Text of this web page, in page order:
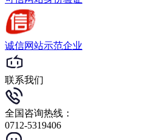
诚信网站示范企业
联系我们
全国咨询热线：
0712-5319406